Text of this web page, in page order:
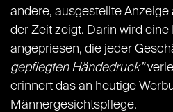
andere, ausgestellte Anzeige
der Zeit zeigt. Darin wird eine
angepriesen, die jeder
gepflegten Händedruck”
erinnert das an heutige
Männergesichtspflege.